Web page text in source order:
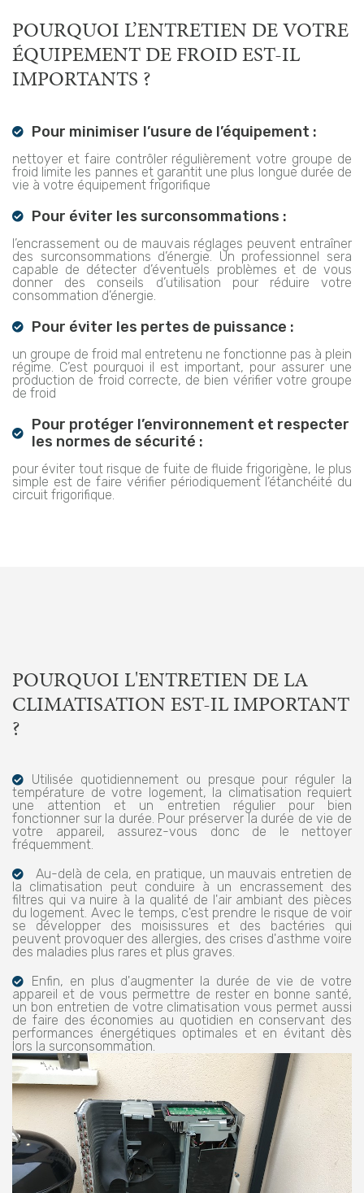
POURQUOI L’ENTRETIEN DE VOTRE
ÉQUIPEMENT DE FROID EST-IL
IMPORTANTS ?
Pour minimiser l’usure de l’équipement :
nettoyer et faire contrôler régulièrement votre groupe de
froid limite les pannes et garantit une plus longue durée de
vie à votre équipement frigorifique
Pour éviter les surconsommations :
l’encrassement ou de mauvais réglages peuvent entraîner
des surconsommations d’énergie. Un professionnel sera
capable de détecter d’éventuels problèmes et de vous
donner des conseils d’utilisation pour réduire votre
consommation d’énergie.
Pour éviter les pertes de puissance :
un groupe de froid mal entretenu ne fonctionne pas à plein
régime. C’est pourquoi il est important, pour assurer une
production de froid correcte, de bien vérifier votre groupe
de froid
Pour protéger l’environnement et respecter
les normes de sécurité :
pour éviter tout risque de fuite de fluide frigorigène, le plus
simple est de faire vérifier périodiquement l’étanchéité du
circuit frigorifique.
POURQUOI L'ENTRETIEN DE LA
CLIMATISATION EST-IL IMPORTANT
?
Utilisée quotidiennement ou presque pour réguler la
température de votre logement, la climatisation requiert
une attention et un entretien régulier pour bien
fonctionner sur la durée. Pour préserver la durée de vie de
votre appareil, assurez-vous donc de le nettoyer
fréquemment.
Au-delà de cela, en pratique, un mauvais entretien de
la climatisation peut conduire à un encrassement des
filtres qui va nuire à la qualité de l'air ambiant des pièces
du logement. Avec le temps, c'est prendre le risque de voir
se développer des moisissures et des bactéries qui
peuvent provoquer des allergies, des crises d'asthme voire
des maladies plus rares et plus graves.
Enfin, en plus d'augmenter la durée de vie de votre
appareil et de vous permettre de rester en bonne santé,
un bon entretien de votre climatisation vous permet aussi
de faire des économies au quotidien en conservant des
performances énergétiques optimales et en évitant dès
lors la surconsommation.